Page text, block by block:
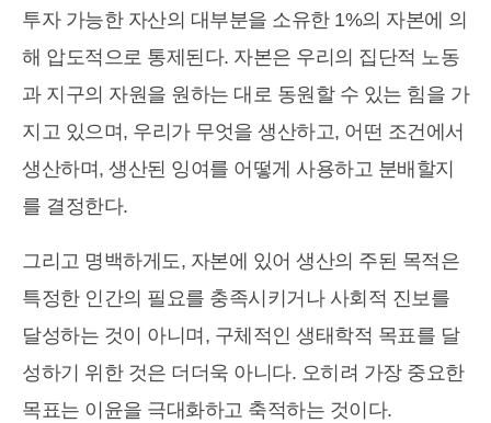
투자 가능한 자산의 대부분을 소유한 1%의 자본에 의
해 압도적으로 통제된다. 자본은 우리의 집단적 노동
과 지구의 자원을 원하는 대로 동원할 수 있는 힘을 가
지고 있으며, 우리가 무엇을 생산하고, 어떤 조건에서
생산하며, 생산된 잉여를 어떻게 사용하고 분배할지
를 결정한다.
그리고 명백하게도, 자본에 있어 생산의 주된 목적은
특정한 인간의 필요를 충족시키거나 사회적 진보를
달성하는 것이 아니며, 구체적인 생태학적 목표를 달
성하기 위한 것은 더더욱 아니다. 오히려 가장 중요한
목표는 이윤을 극대화하고 축적하는 것이다.